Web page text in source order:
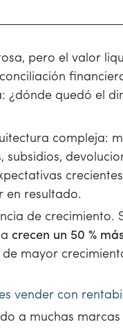
pero el valor
¿dónde quedó el
compleja:
en resultado.
de crecimiento.
crecen un 50 %
mayor
vender con
a muchas